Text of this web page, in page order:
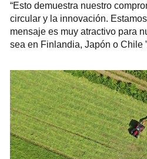
“Esto demuestra nuestro
circular y la innovación.
mensaje es muy atractivo para
sea en Finlandia, Japón o Chile